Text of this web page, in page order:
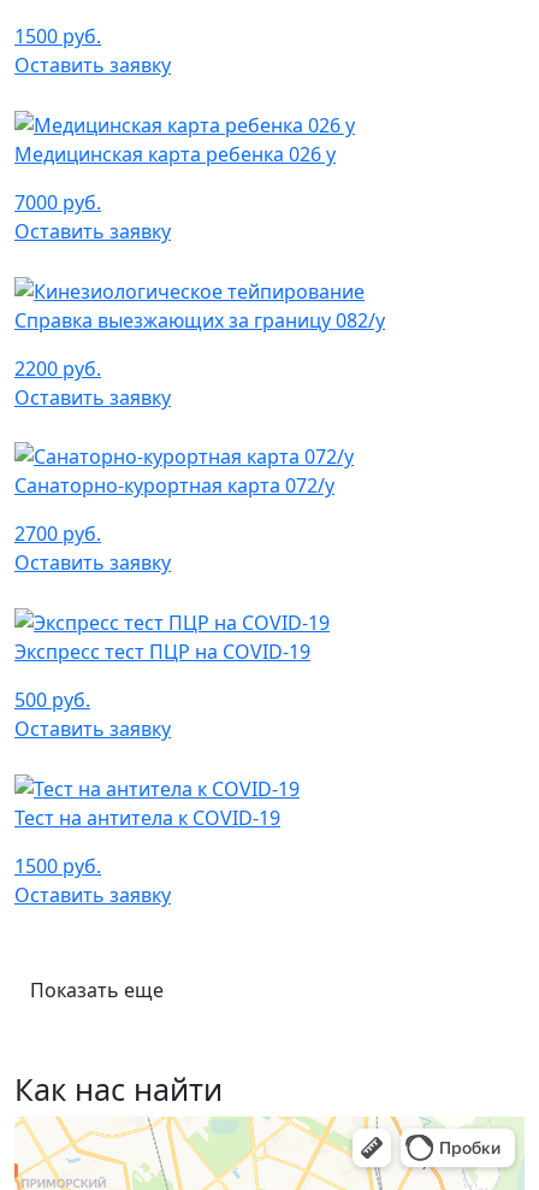
1500 руб.
Оставить заявку
Медицинская карта ребенка 026 у
7000 руб.
Оставить заявку
Справка выезжающих за границу 082/у
2200 руб.
Оставить заявку
Санаторно-курортная карта 072/у
2700 руб.
Оставить заявку
Экспресс тест ПЦР на COVID-19
500 руб.
Оставить заявку
Тест на антитела к COVID-19
1500 руб.
Оставить заявку
Показать еще
Как нас найти